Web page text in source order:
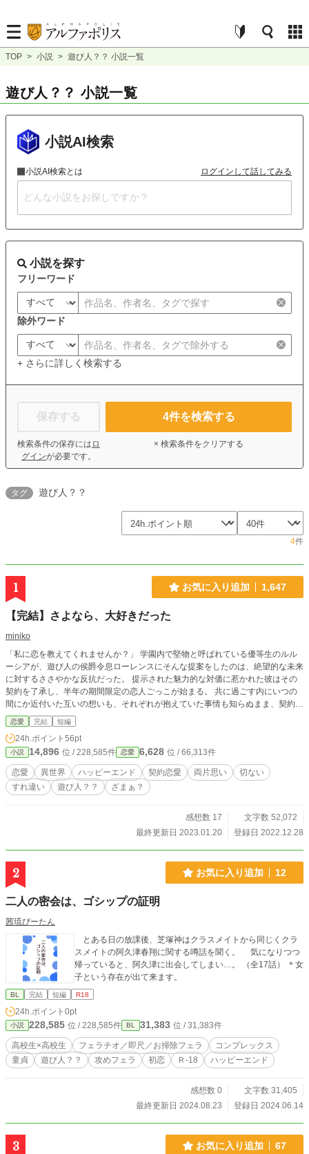
TOP > 小説 > 遊び人？？ 小説一覧
遊び人？？ 小説一覧
小説AI検索
小説AI検索とは ログインして話してみる
小説を探す
フリーワード
除外ワード
+ さらに詳しく検索する
保存する
検索条件の保存には ロ
グインが必要です。
4件を検索する
× 検索条件をクリアする
タグ 遊び人？？
4件
1 お気に入り追加 1,647
【完結】さよなら、大好きだった
miniko
「私に恋を教えてくれませんか？」 学園内で堅物と呼ばれている優等生のルル
ーシアが、遊び人の侯爵令息ローレンスにそんな提案をしたのは、絶望的な未来
に対するささやかな反抗だった。 提示された魅力的な対価に惹かれた彼はその
契約を了承し、半年の期間限定の恋人ごっこが始まる。 共に過ごす内にいつの
間にか近付いた互いの想いも、それぞれが抱えていた事情も知らぬまま、契約期
間の終了よりも少し早く、突然訪れた別れに二人は───。 恋を知る事になった
のは、どっち？ ※両者の想いや事情を描く為に、視点の切り替えが多めです。
恋愛 完結 短編
24h.ポイント 56pt
小説 14,896 位 / 228,585件 恋愛 6,628 位 / 66,313件
恋愛 異世界 ハッピーエンド 契約恋愛 両片思い
切ない
すれ違い
遊び人？？ ざまぁ？
感想数 17
文字数 52,072
最終更新日 2023.01.20
登録日 2022.12.28
2 お気に入り追加 12
二人の密会は、ゴシップの証明
茜琉ぴーたん
とある日の放課後、芝塚神はクラスメイトから同じくクラ
スメイトの阿久津春翔に関する噂話を聞く。 気になりつつ
帰っていると、阿久津に出会してしまい…。 （全17話） ＊女
子という存在が出て来ます。
BL 完結 短編 R18
24h.ポイント 0pt
小説 228,585 位 / 228,585件 BL 31,383 位 / 31,383件
高校生×高校生 フェラチオ／即尺／お掃除フェラ
コンプレックス
童貞
遊び人？？ 攻めフェラ 初恋 Ｒ-18 ハッピーエンド
感想数 0
文字数 31,405
最終更新日 2024.08.23
登録日 2024.06.14
3 お気に入り追加 67